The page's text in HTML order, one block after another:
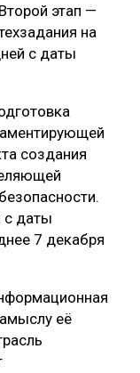
этап —
на
с даты
создания
с даты
7 декабря
её